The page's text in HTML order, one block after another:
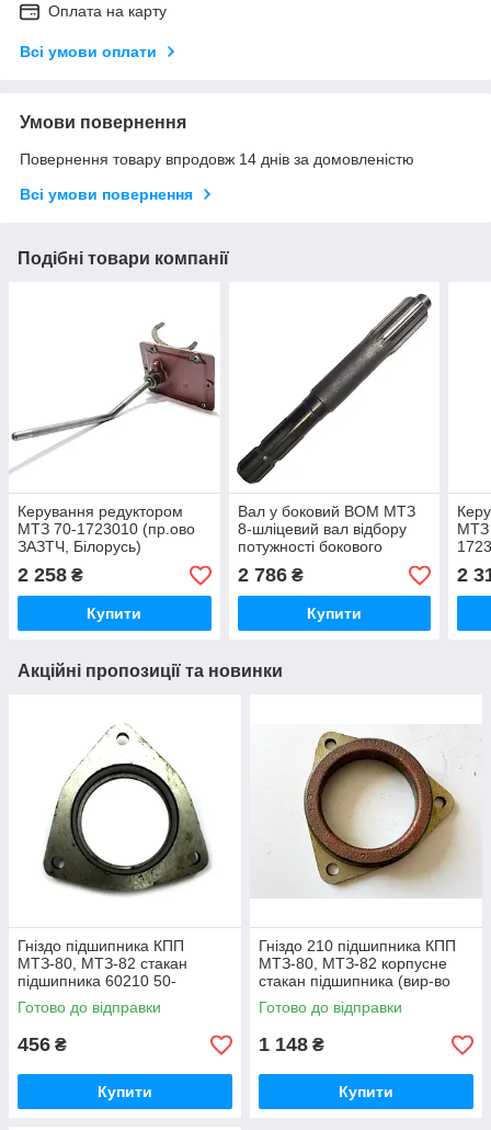
Оплата на карту
Всі умови оплати
Умови повернення
Повернення товару впродовж 14 днів за домовленістю
Всі умови повернення
Подібні товари компанії
Керування редуктором
МТЗ 70-1723010 (пр.ово
ЗАЗТЧ, Білорусь)
2 258 ₴
Купити
Вал у боковий ВОМ МТЗ
8-шліцевий вал відбору
потужності бокового
редуктора (вир-во
Білорусь) 50-4204022 /
504204022
2 786₴
Купити
МТЗ
2
Акційні пропозиції та новинки
Гніздо підшипника КПП
МТЗ-80, МТЗ-82 стакан
підшипника 60210 50-
1701184 / 50-1701184-А
Готово до відправки
456 ₴
Купити
Гніздо 210 підшипника КПП
МТЗ-80, МТЗ-82 корпусне
стакан підшипника (вир-во
Білорусь) 50-1701184 / 50-
1701184-А
Готово до відправки
1 148 ₴
Купити